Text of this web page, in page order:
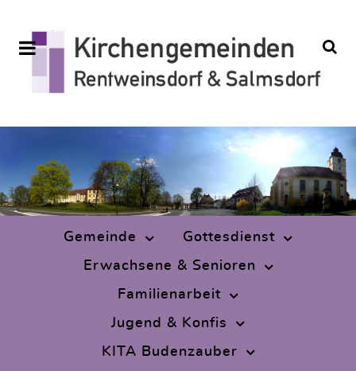
Gemeinde
Gottesdienst
Erwachsene & Senioren
Familienarbeit
Jugend & Konfis
KITA Budenzauber